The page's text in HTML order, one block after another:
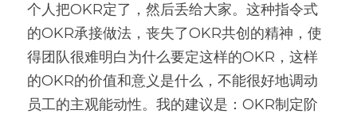
个人把OKR定了，然后丢给大家。这种指令式
的OKR承接做法，丧失了OKR共创的精神，使
得团队很难明白为什么要定这样的OKR，这样
的OKR的价值和意义是什么，不能很好地调动
员工的主观能动性。我的建议是：OKR制定阶